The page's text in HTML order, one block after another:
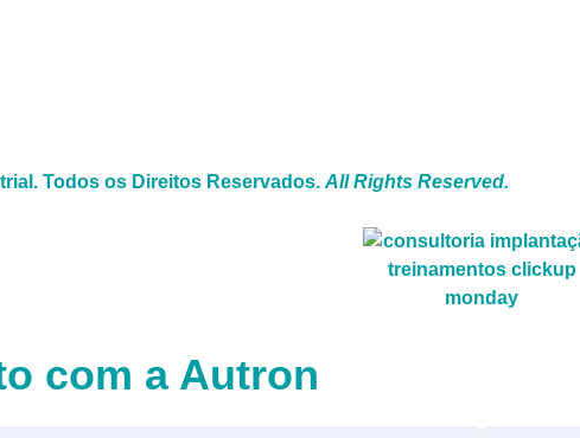
Todos os Direitos Reservados. All Rights Reserved.
com a Autron